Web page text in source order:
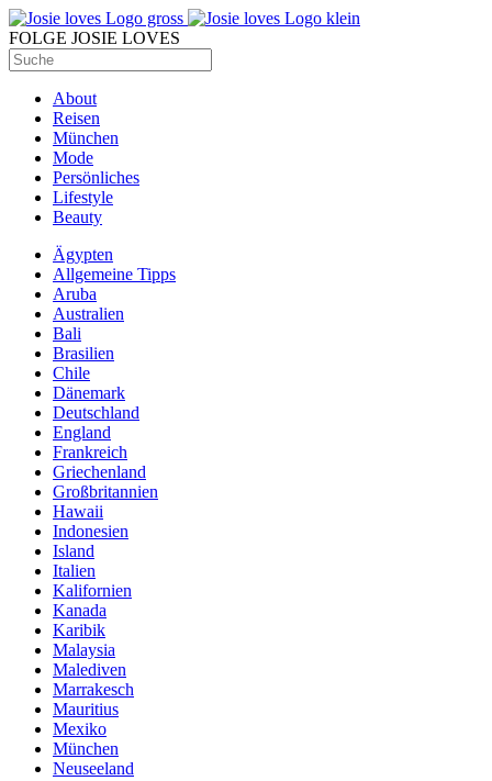
FOLGE JOSIE LOVES
About
Reisen
München
Mode
Persönliches
Lifestyle
Beauty
Ägypten
Allgemeine Tipps
Aruba
Australien
Bali
Brasilien
Chile
Dänemark
Deutschland
England
Frankreich
Griechenland
Großbritannien
Hawaii
Indonesien
Island
Italien
Kalifornien
Kanada
Karibik
Malaysia
Malediven
Marrakesch
Mauritius
Mexiko
München
Neuseeland